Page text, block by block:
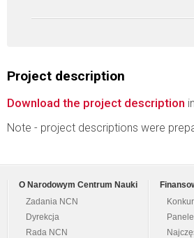
Project description
Download the project description
Note - project descriptions were
O Narodowym Centrum Nauki
Zadania NCN
Dyrekcja
Rada NCN